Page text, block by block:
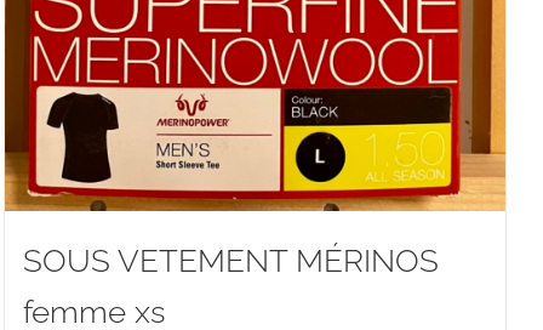
SOUS VETEMENT MÉRINOS
femme xs